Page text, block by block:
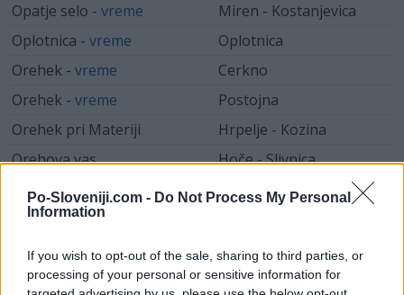
Po-Sloveniji.com - Do Not Process My Personal
Information
If you wish to opt-out of the sale, sharing to third parties, or
processing of your personal or sensitive information for
Opatje selo - vreme
Miren - Kostanjevica
Oplotnica - vreme
Oplotnica
Orehek - vreme
Cerkno
Orehek - vreme
Postojna
Orehek pri Materiji
Hrpelje - Kozina
Orehova vas
Hoče - Slivnica
Orehovci -
vreme
Gornja Radgona
Orehovec -vreme
Orehovec
Šmarje pri Jelšah
Orehovica - vreme Šentjernej